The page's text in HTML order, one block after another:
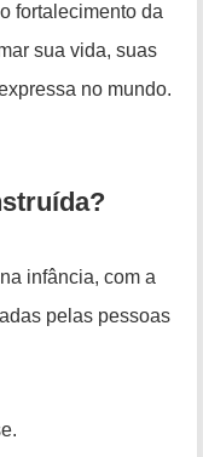
fortalecimento da
sua vida, suas
no mundo.
infância, com a
pelas pessoas